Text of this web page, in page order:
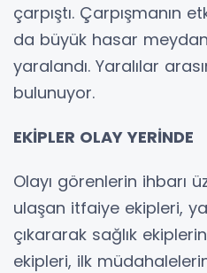
çarpıştı. Çarpışmanın
da büyük hasar
yaralandı. Yaralılar
bulunuyor.
EKİPLER OLAY YERİNDE
Olayı görenlerin ihbarı
ulaşan itfaiye ekipleri,
çıkararak sağlık
ekipleri, ilk